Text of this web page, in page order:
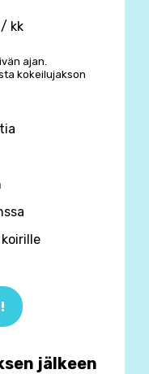
/ kk
ajan.
kokeilujakson
jälkeen